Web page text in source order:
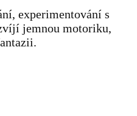
experimentování s
jemnou motoriku,